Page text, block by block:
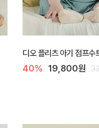
디오 플리츠 아기 점프수
40% 19,800원